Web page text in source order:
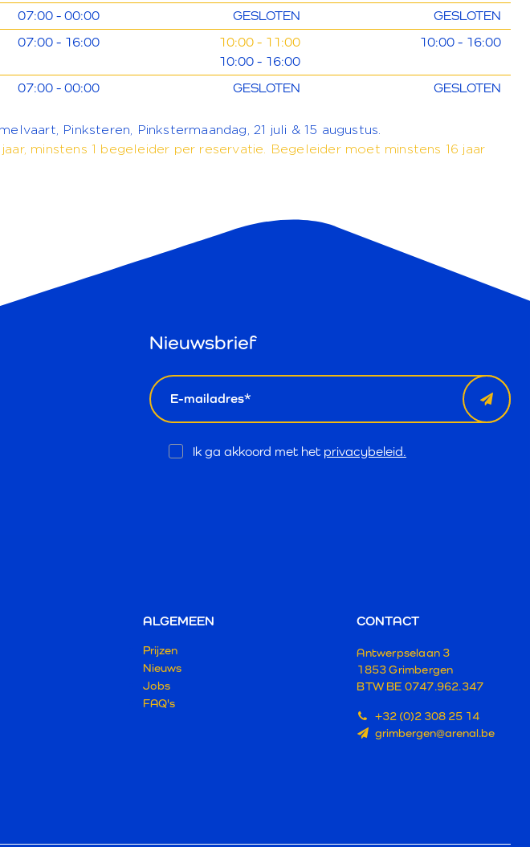
07:00 - 00:00 GESLOTEN
GESLOTEN
07:00 - 16:00
10:00 - 11:00
10:00 - 16:00
10:00 - 16:00
07:00 - 00:00 GESLOTEN GESLOTEN
Pinksteren, Pinkstermaandag, 21 juli & 15 augustus.
minstens 1 begeleider per reservatie. Begeleider moet minstens 16 jaar
Nieuwsbrief
email
Opt
Ik ga akkoord met het privacybeleid.
ALGEMEEN
Prijzen
Nieuws
Jobs
FAQ's
CONTACT
Antwerpselaan 3
1853 Grimbergen
BTW BE 0747.962.347
+32 (0)2 308 25 14
grimbergen@arenal.be